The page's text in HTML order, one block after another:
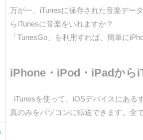
万が一、iTunesに保存された音楽デー
らiTunesに音楽をいれますか？
「TunesGo」を利用すれば、簡単に
iPhone・iPod・iPadから
iTunesを使って、iOSデバイスにある
真のみをパソコンに転送できます。全